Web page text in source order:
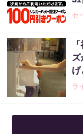
セ
ズ
げ
ラ